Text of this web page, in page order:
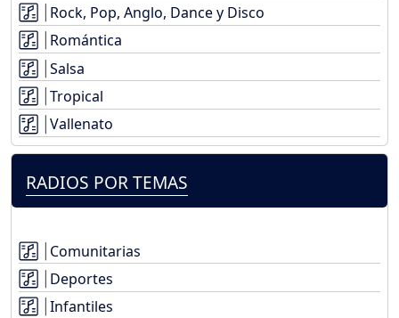
Rock, Pop, Anglo, Dance y Disco
Romántica
Salsa
Tropical
Vallenato
RADIOS POR TEMAS
Comunitarias
Deportes
Infantiles